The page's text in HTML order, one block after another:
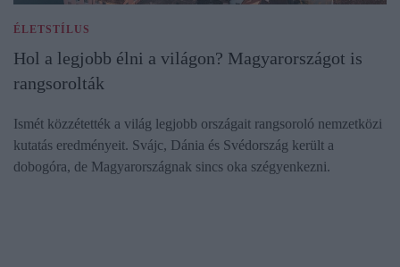
ÉLETSTÍLUS
Hol a legjobb élni a világon? Magyarországot is
rangsorolták
Ismét közzétették a világ legjobb országait rangsoroló nemzetközi
kutatás eredményeit. Svájc, Dánia és Svédország került a
dobogóra, de Magyarországnak sincs oka szégyenkezni.